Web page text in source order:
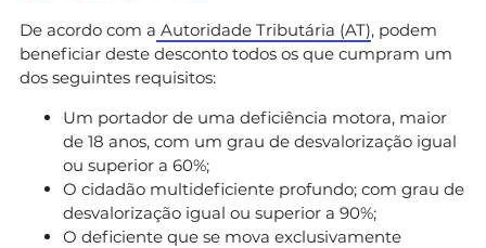
De acordo com a Autoridade Tributária (AT), podem
beneficiar deste desconto todos os que cumpram um
dos seguintes requisitos:
Um portador de uma deficiência motora, maior
de 18 anos, com um grau de desvalorização igual
ou superior a 60%;
O cidadão multideficiente profundo; com grau de
desvalorização igual ou superior a 90%;
O deficiente que se mova exclusivamente